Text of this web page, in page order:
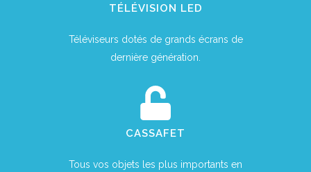
TÉLÉVISION LED
Téléviseurs dotés de grands écrans de
dernière génération.
CASSAFET
Tous vos objets les plus importants en